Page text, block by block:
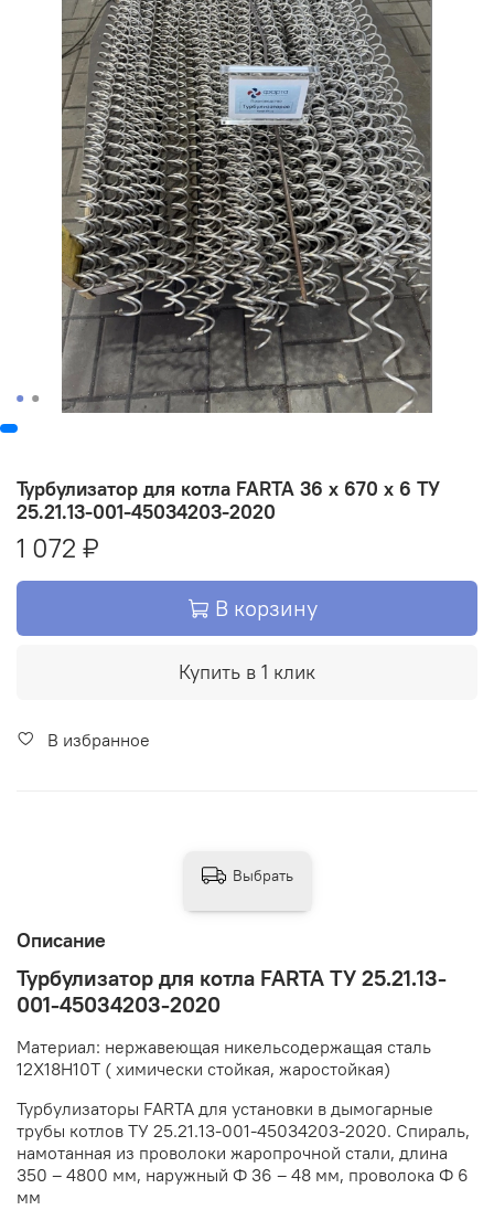
Турбулизатор для котла FARTA 36 х 670 х 6 ТУ
25.21.13-001-45034203-2020
1 072 ₽
В корзину
Купить в 1 клик
В избранное
Описание
Турбулизатор для котла FARTA ТУ 25.21.13-
001-45034203-2020
Материал: нержавеющая никельсодержащая сталь
12Х18Н10Т ( химически стойкая, жаростойкая)
Турбулизаторы FARTA для установки в дымогарные
трубы котлов ТУ 25.21.13-001-45034203-2020. Спираль,
намотанная из проволоки жаропрочной стали, длина
350 – 4800 мм, наружный Ф 36 – 48 мм, проволока Ф 6
мм
Выбрать